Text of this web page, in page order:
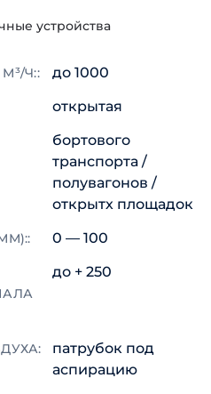
устройства
Ч:: до 1000
открытая
бортового
транспорта /
полувагонов /
открытх площадок
0 — 100
до + 250
патрубок под
аспирацию